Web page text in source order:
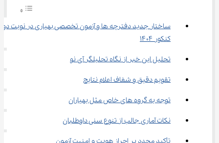
ساختار جدید دفترچه ها و آزمون تخصصی بهیاری در نوبت
کنکور ۱۴۰۴
تحلیل این خبر از نگاه تحلیلگر آی نو
تقویم دقیق و شفاف اعلام نتایج
توجه به گروه های خاص مثل بهیاران
نکات آماری جالب از تنوع سنی داوطلبان